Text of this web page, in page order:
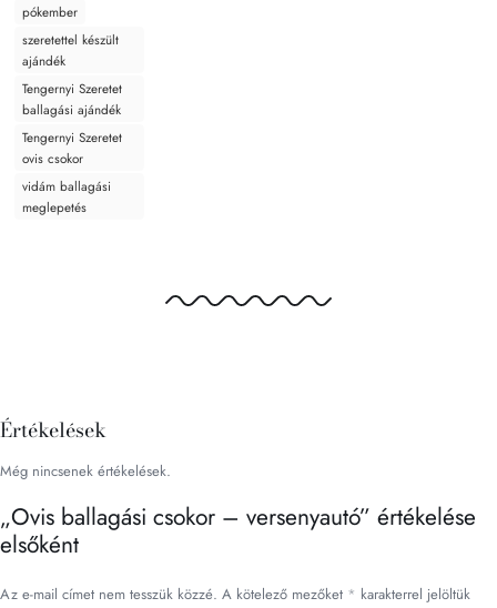
pókember
szeretettel készült
ajándék
Tengernyi Szeretet
ballagási ajándék
Tengernyi Szeretet
ovis csokor
vidám ballagási
meglepetés
Értékelések
Még nincsenek értékelések.
„Ovis ballagási csokor – versenyautó” értékelése
elsőként
Az e-mail címet nem tesszük közzé. A kötelező mezőket * karakterrel jelöltük